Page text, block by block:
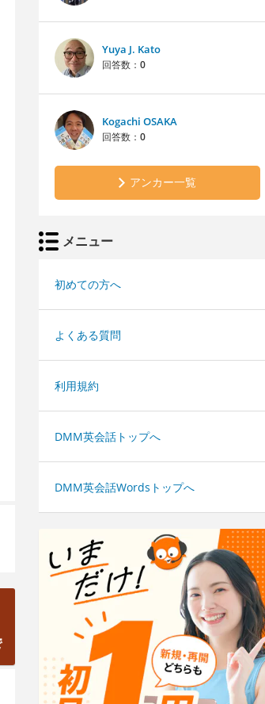
Yuya J. Kato
回答数： 0
Kogachi OSAKA
回答数： 0
アンカー一覧
メニュー
初めての方へ
よくある質問
利用規約
DMM英会話トップへ
DMM英会話Wordsトップへ